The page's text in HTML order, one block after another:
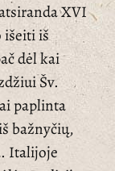
XVI
išeiti iš
dėl kai
Šv.
paplinta
bažnyčių,
Italijoje